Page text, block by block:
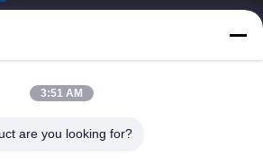
TECHNOLOGY CO., LTD.
Nuovo
3:51 AM
are you looking for?